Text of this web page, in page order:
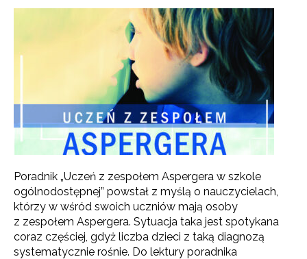
Poradnik „Uczeń z zespołem Aspergera w szkole
ogólnodostępnej” powstał z myślą o nauczycielach,
którzy w wśród swoich uczniów mają osoby
z zespołem Aspergera. Sytuacja taka jest spotykana
coraz częściej, gdyż liczba dzieci z taką diagnozą
systematycznie rośnie. Do lektury poradnika